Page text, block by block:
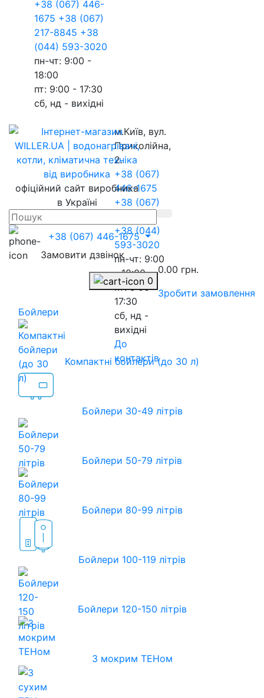
+38 (067) 446-
1675 +38 (067)
217-8845 +38
(044) 593-3020
пн-чт: 9:00 -
18:00
пт: 9:00 - 17:30
сб, нд - вихідні
м.Київ, вул.
Приколійна,
2.
+38 (067)
446-1675
+38 (067)
+38 (044)
593-3020
пн-чт: 9:00
- 18:00
пт: 9:00 -
17:30
сб, нд -
вихідні
До
контактів
офіційний сайт виробника
в Україні
+38 (067) 446-1675
Замовити дзвінок
0
0.00 грн.
Зробити замовлення
Бойлери
Компактні бойлери (до 30 л)
Бойлери 30-49 літрів
Бойлери 50-79 літрів
Бойлери 80-99 літрів
Бойлери 100-119 літрів
Бойлери 120-150 літрів
З мокрим ТЕНом